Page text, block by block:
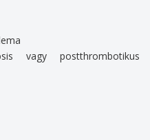
vagy postthrombotikus